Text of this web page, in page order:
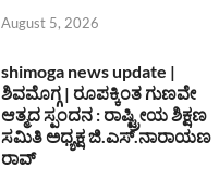
August 5, 2026
shimoga news update |
ಶಿವಮೊಗ್ಗ | ರೂಪಕ್ಕಿಂತ ಗುಣವೇ
ಆತ್ಮದ ಸ್ಪಂದನ : ರಾಷ್ಟ್ರೀಯ ಶಿಕ್ಷಣ
ಸಮಿತಿ ಅಧ್ಯಕ್ಷ ಜಿ.ಎಸ್.ನಾರಾಯಣ
ರಾವ್